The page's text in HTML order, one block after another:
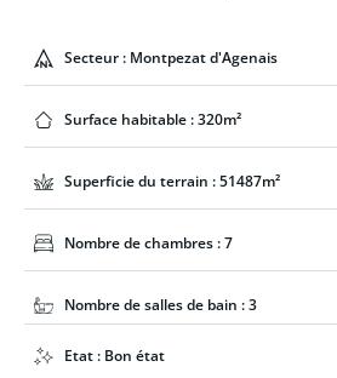
Secteur : Montpezat d'Agenais
Surface habitable : 320m²
Superficie du terrain : 51487m²
Nombre de chambres : 7
Nombre de salles de bain : 3
Etat : Bon état